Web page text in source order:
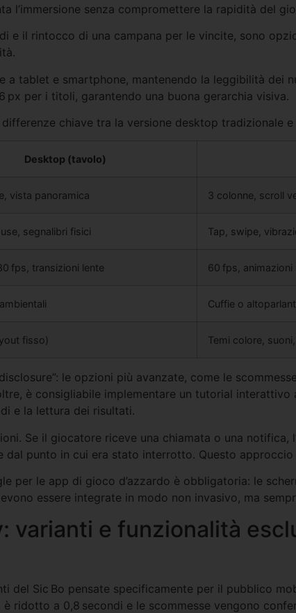
l’immersione senza compromettere la rapidità del
e il rintocco di una campana per le vincite, sono
a tablet e smartphone, mantenendo la leggibilità dei
px per i titoli, garantendo una buona gerarchia visiva.
chiave tra la versione desktop tradizionale e
Desktop (tavolo)
vista panoramica 3 colonne, scroll
segnalibri fisici Tap, swipe,
fps, transizioni lente 60 fps, animazioni
Cuffie o
fisso) Temi colore,
le opzioni più avanzate, come le
è consigliabile implementare un tutorial interattivo
e la lettura dei risultati.
Se il giocatore riceve una chiamata o una notifica,
punto in cui era stato interrotto. Questo
per le app di gioco d’azzardo è obbligatoria: le
essere integrate in modo non invasivo, ma
varianti e funzionalità
Sic Bo pensate specificamente per il pubblico
ridotto a 0,8 secondi e le scommesse vengono